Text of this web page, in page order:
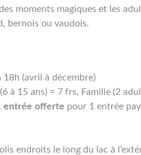
moments magiques et les
bernois ou vaudois.
18h (avril à décembre)
à 15 ans) = 7 frs, Famille (2
entrée offerte pour 1 entrée
endroits le long du lac à